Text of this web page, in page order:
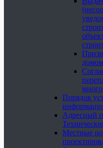
Порядок
Адресный
Местные